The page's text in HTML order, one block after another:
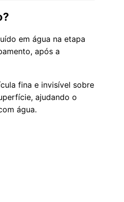
em água na etapa
após a
fina e invisível sobre
ajudando o
água.